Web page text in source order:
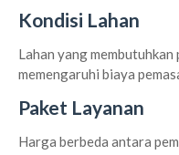
Kondisi Lahan
Lahan yang
memengaruhi biaya
Paket Layanan
Harga berbeda antara